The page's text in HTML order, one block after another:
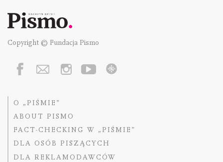
Copyright © Fundacja Pismo
O „PIŚMIE”
ABOUT PISMO
FACT-CHECKING W „PIŚMIE”
DLA OSÓB PISZĄCYCH
DLA REKLAMODAWCÓW